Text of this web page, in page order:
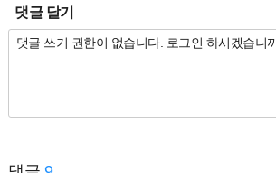
댓글 달기